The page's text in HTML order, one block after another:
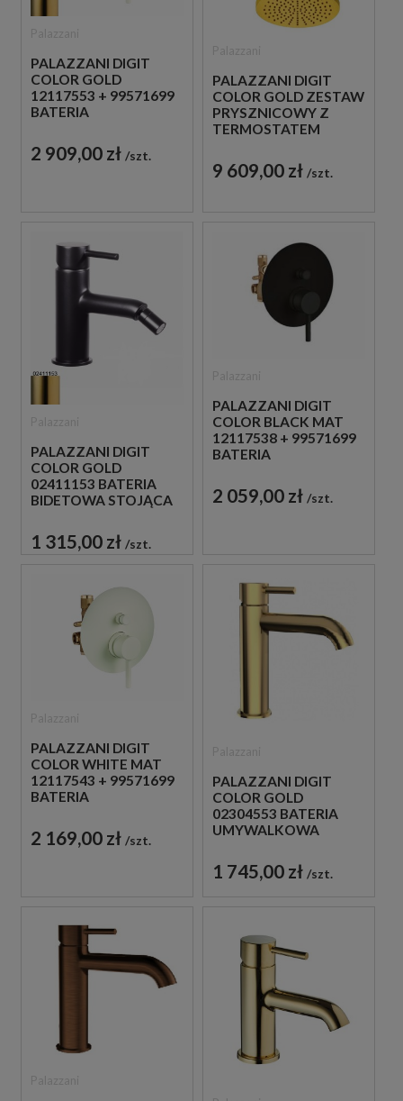
PALAZZANI DIGIT
COLOR GOLD
12117553 + 99571699
BATERIA
ZŁOTA
2 909,00 zł szt.
PALAZZANI DIGIT
COLOR GOLD ZESTAW
PRYSZNICOWY Z
TERMOSTATEM
9 609,00 zł szt.
PALAZZANI DIGIT
COLOR GOLD
02411153 BATERIA
BIDETOWA STOJĄCA
ZŁOTA
1 315,00 zł szt.
PALAZZANI DIGIT
COLOR BLACK MAT
12117538 + 99571699
BATERIA
CZARNA
2 059,00 zł szt.
PALAZZANI DIGIT
COLOR WHITE MAT
12117543 + 99571699
BATERIA
2 169,00 zł szt.
PALAZZANI DIGIT
COLOR GOLD
02304553 BATERIA
UMYWALKOWA
JEDNOUCHWYTOWA
ZŁOTA
1 745,00 zł szt.